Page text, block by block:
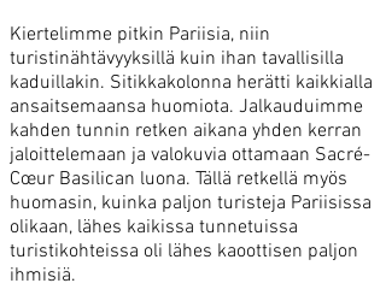
Kiertelimme pitkin Pariisia, niin
turistinähtävyyksillä kuin ihan tavallisilla
kaduillakin. Sitikkakolonna herätti kaikkialla
ansaitsemaansa huomiota. Jalkauduimme
kahden tunnin retken aikana yhden kerran
jaloittelemaan ja valokuvia ottamaan Sacré-
Cœur Basilican luona. Tällä retkellä myös
huomasin, kuinka paljon turisteja Pariisissa
olikaan, lähes kaikissa tunnetuissa
turistikohteissa oli lähes kaoottisen paljon
ihmisiä.